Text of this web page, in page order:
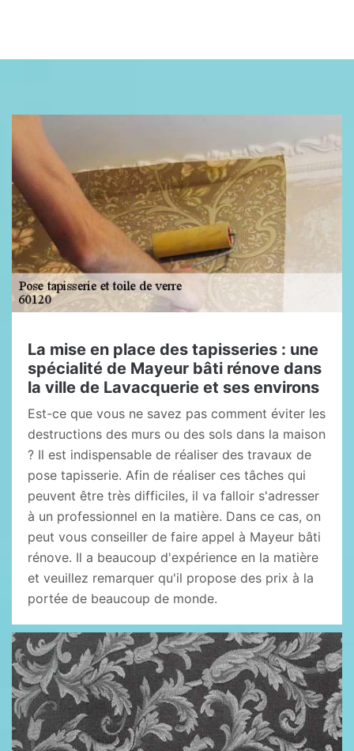
La mise en place des tapisseries : une
spécialité de Mayeur bâti rénove dans
la ville de Lavacquerie et ses environs
Est-ce que vous ne savez pas comment éviter les
destructions des murs ou des sols dans la maison
? Il est indispensable de réaliser des travaux de
pose tapisserie. Afin de réaliser ces tâches qui
peuvent être très difficiles, il va falloir s'adresser
à un professionnel en la matière. Dans ce cas, on
peut vous conseiller de faire appel à Mayeur bâti
rénove. Il a beaucoup d'expérience en la matière
et veuillez remarquer qu'il propose des prix à la
portée de beaucoup de monde.